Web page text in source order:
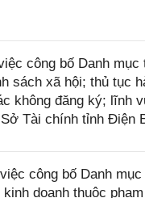
công bố Danh mục
sách xã hội; thủ tục
không đăng ký; lĩnh
Tài chính tỉnh Điện
công bố Danh
doanh thuộc